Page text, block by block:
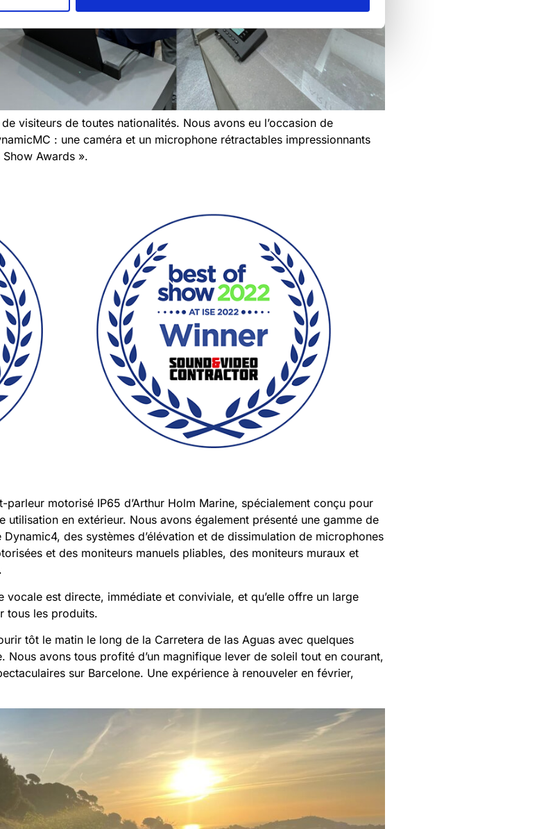
visiteurs de toutes nationalités. Nous avons eu l’occasion de
: une caméra et un microphone rétractables impressionnants
Awards ».
motorisé IP65 d’Arthur Holm Marine, spécialement conçu pour
en extérieur. Nous avons également présenté une gamme de
des systèmes d’élévation et de dissimulation de microphones
et des moniteurs manuels pliables, des moniteurs muraux et
est directe, immédiate et conviviale, et qu’elle offre un large
tous les produits.
tôt le matin le long de la Carretera de las Aguas avec quelques
Nous avons tous profité d’un magnifique lever de soleil tout en courant,
sur Barcelone. Une expérience à renouveler en février,